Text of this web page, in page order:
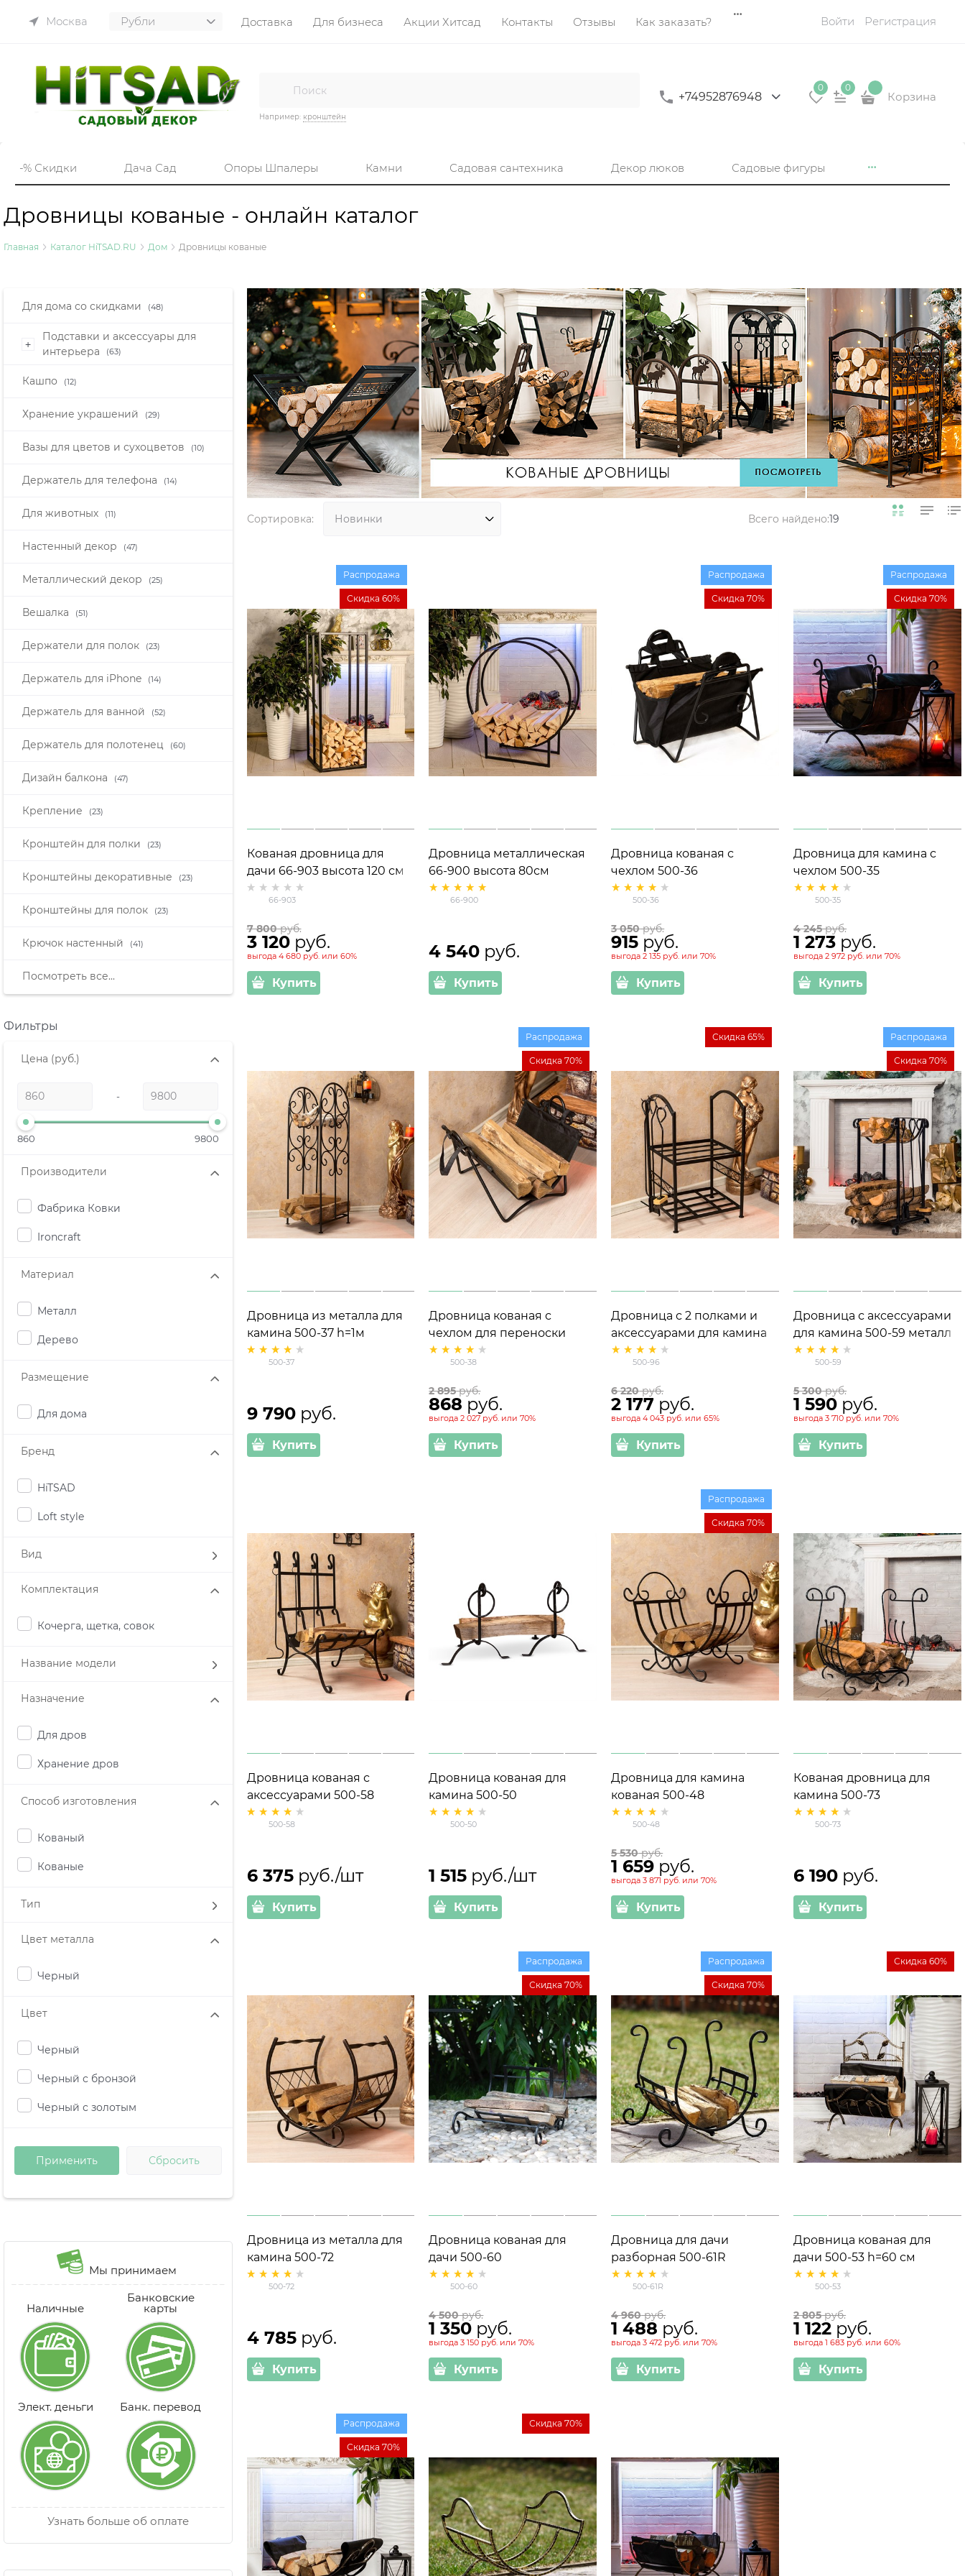
Москва Доставка Для бизнеса Акции Хитсад Контакты Отзывы Как заказать? Войти Регистрация
Например: кронштейн
+74952876948
0 0
Корзина
-% Скидки Дача Сад Опоры Шпалеры Камни Садовая сантехника Декор люков Садовые фигуры
Дровницы кованые - онлайн каталог
Главная Каталог HiTSAD.RU Дом Дровницы кованые
Для дома со скидками (48)
+
Подставки и аксессуары для
интерьера
(63)
Кашпо (12)
Хранение украшений (29)
Вазы для цветов и сухоцветов (10)
Держатель для телефона (14)
Для животных (11)
Настенный декор (47)
Металлический декор (25)
Вешалка (51)
Держатели для полок (23)
Держатель для iPhone (14)
Держатель для ванной (52)
Держатель для полотенец (60)
Дизайн балкона (47)
Крепление (23)
Кронштейн для полки (23)
Кронштейны декоративные (23)
Кронштейны для полок (23)
Крючок настенный (41)
Посмотреть все...
Фильтры
Цена (руб.)
-
860 9800
Производители
Фабрика Ковки
Ironcraft
Материал
Металл
Дерево
Размещение
Для дома
Бренд
HiTSAD
Loft style
Вид
Комплектация
Кочерга, щетка, совок
Название модели
Назначение
Для дров
Хранение дров
Способ изготовления
Кованый
Кованые
Тип
Цвет металла
Черный
Цвет
Черный
Черный с бронзой
Черный с золотым
Мы принимаем
Наличные
Банковские
карты
Элект. деньги Банк. перевод
Узнать больше об оплате
Сортировка: Всего найдено:19
Кованая дровница для
дачи 66-903 высота 120 см
66-903
Распродажа
Скидка 60%
7 800 руб.
3 120 руб.
выгода 4 680 руб.или 60%
Купить
Дровница металлическая
66-900 высота 80см
66-900
4 540 руб.
Купить
Дровница кованая с
чехлом 500-36
500-36
Распродажа
Скидка 70%
3 050 руб.
915 руб.
выгода2 135 руб. или70%
Купить
Дровница для камина с
чехлом 500-35
500-35
Распродажа
Скидка 70%
4 245 руб.
1 273 руб.
выгода2 972 руб. или70%
Купить
Дровница из металла для
камина 500-37 h=1м
500-37
9 790 руб.
Купить
Дровница кованая с
чехлом для переноски
дров 500-38
500-38
Распродажа
Скидка 70%
2 895 руб.
868 руб.
выгода2 027 руб. или70%
Купить
Дровница с 2 полками и
аксессуарами для камина
500-96
500-96
Скидка 65%
6 220 руб.
2 177 руб.
выгода4 043 руб. или65%
Купить
Дровница с аксессуарами
для камина 500-59 металл
500-59
Распродажа
Скидка 70%
5 300 руб.
1 590 руб.
выгода3 710 руб. или70%
Купить
Дровница кованая с
аксессуарами 500-58
500-58
6 375 руб./шт
Купить
Дровница кованая для
камина 500-50
500-50
1 515 руб./шт
Купить
Дровница для камина
кованая 500-48
500-48
Распродажа
Скидка 70%
5 530 руб.
1 659 руб.
выгода3 871 руб. или70%
Купить
Кованая дровница для
камина 500-73
500-73
6 190 руб.
Купить
Дровница из металла для
камина 500-72
500-72
4 785 руб.
Купить
Дровница кованая для
дачи 500-60
500-60
Распродажа
Скидка 70%
4 500 руб.
1 350 руб.
выгода3 150 руб. или70%
Купить
Дровница для дачи
разборная 500-61R
500-61R
Распродажа
Скидка 70%
4 960 руб.
1 488 руб.
выгода3 472 руб. или70%
Купить
Дровница кованая для
дачи 500-53 h=60 см
500-53
Скидка 60%
2 805 руб.
1 122 руб.
выгода1 683 руб. или60%
Купить
Распродажа
Скидка 70%
Скидка 70%